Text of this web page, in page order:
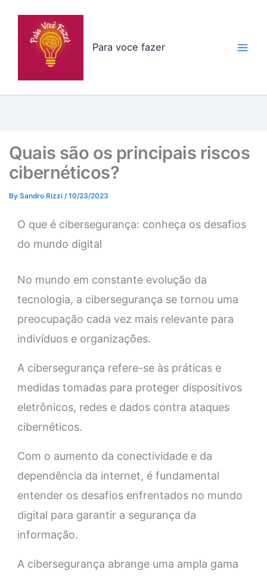
Para voce fazer
Quais são os principais riscos
cibernéticos?
By Sandro Rizzi /10/23/2023
O que é cibersegurança: conheça os desafios
do mundo digital
No mundo em constante evolução da
tecnologia, a cibersegurança se tornou uma
preocupação cada vez mais relevante para
indivíduos e organizações.
A cibersegurança refere-se às práticas e
medidas tomadas para proteger dispositivos
eletrônicos, redes e dados contra ataques
cibernéticos.
Com o aumento da conectividade e da
dependência da internet, é fundamental
entender os desafios enfrentados no mundo
digital para garantir a segurança da
informação.
A cibersegurança abrange uma ampla gama